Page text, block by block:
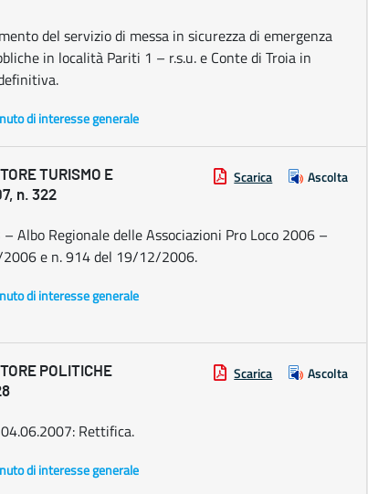
del servizio di messa in sicurezza di emergenza
in località Pariti 1 – r.s.u. e Conte di Troia in
di interesse generale
TURISMO E
n. 322
Scarica Ascolta
Albo Regionale delle Associazioni Pro Loco 2006 –
e n. 914 del 19/12/2006.
di interesse generale
POLITICHE
Scarica Ascolta
Rettifica.
di interesse generale